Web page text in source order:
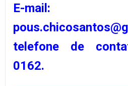
E-mail:
telefone de
0162.